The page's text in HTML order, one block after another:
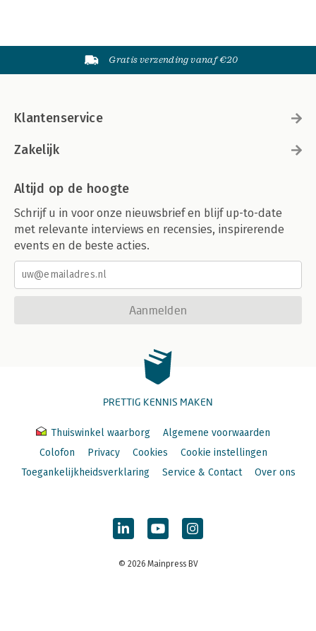
Gratis verzending vanaf €20
Klantenservice
Zakelijk
Altijd op de hoogte
Schrijf u in voor onze nieuwsbrief en blijf up-to-date
met relevante interviews en recensies, inspirerende
events en de beste acties.
Aanmelden
PRETTIG KENNIS MAKEN
Thuiswinkel waarborg
Algemene voorwaarden
Colofon
Privacy Cookies
Cookie instellingen
Toegankelijkheidsverklaring
Service & Contact Over ons
© 2026 Mainpress BV